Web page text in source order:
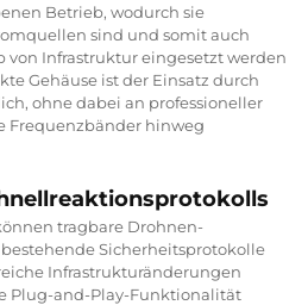
Betrieb, wodurch sie
sind und somit auch
von Infrastruktur eingesetzt werden
Gehäuse ist der Einsatz durch
ohne dabei an professioneller
Frequenzbänder hinweg
tragbare Drohnen-
Sicherheitsprotokolle
Infrastrukturänderungen
Plug-and-Play-Funktionalität